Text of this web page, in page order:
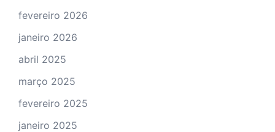
fevereiro 2026
janeiro 2026
abril 2025
março 2025
fevereiro 2025
janeiro 2025